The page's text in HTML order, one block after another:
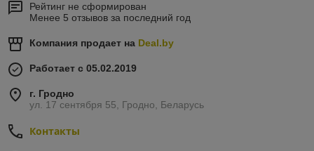
Рейтинг не сформирован
Менее 5 отзывов за последний год
Компания продает на Deal.by
Работает с 05.02.2019
г. Гродно
ул. 17 сентября 55, Гродно, Беларусь
Контакты